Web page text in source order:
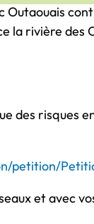
Outaouais
la rivière des
des risques
petition/
et avec